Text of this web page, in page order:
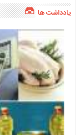
یادداشت ها